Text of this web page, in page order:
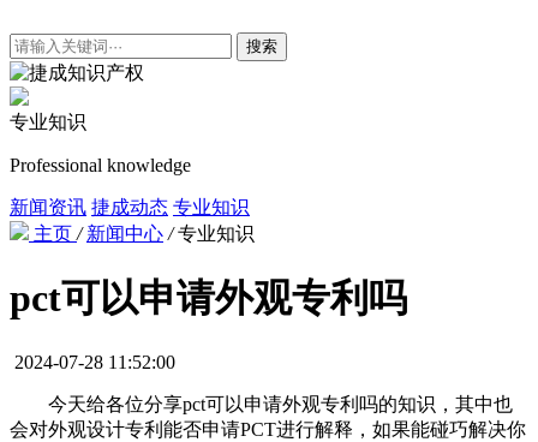
搜索
专业知识
Professional knowledge
新闻资讯 捷成动态 专业知识
主页 / 新闻中心 / 专业知识
pct可以申请外观专利吗
2024-07-28 11:52:00
今天给各位分享pct可以申请外观专利吗的知识，其中也
会对外观设计专利能否申请PCT进行解释，如果能碰巧解决你